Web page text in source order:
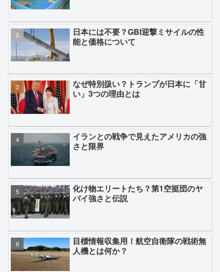
日本には不要？GBI迎撃ミサイルの性
能と価格について
なぜ特別扱い？トランプが日本に「甘
い」3つの理由とは
イランとの戦争で見えたアメリカの強
さと限界
化け物エリートたち？第1空挺団のヤ
バイ強さと伝説
目標情報収集用！航空自衛隊の戦術無
人機とは何か？